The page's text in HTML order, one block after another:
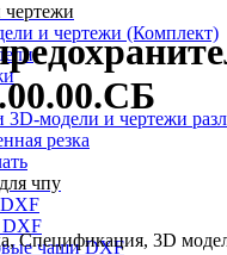
и чертежи (Комплект)
3D-модели и чертежи
резка
чпу
чаши DXF
Спецификация, 3D